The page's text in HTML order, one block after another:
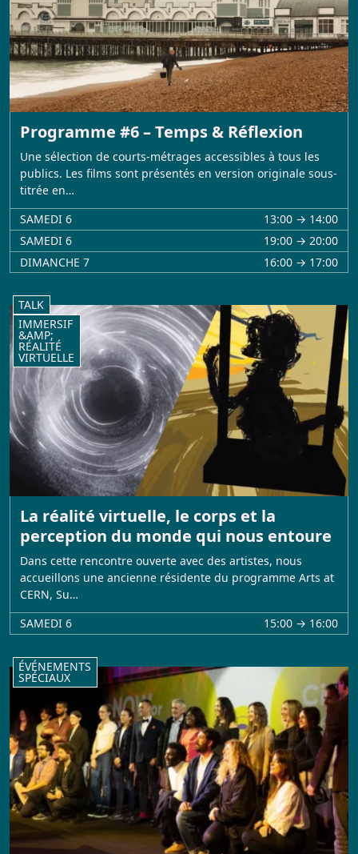
Programme #6 – Temps & Réflexion
Une sélection de courts-métrages accessibles à tous les
publics. Les films sont présentés en version originale sous-
titrée en…
SAMEDI 6
13:00 → 14:00
SAMEDI 6
19:00 → 20:00
DIMANCHE 7
16:00 → 17:00
TALK
IMMERSIF
&AMP;
RÉALITÉ
VIRTUELLE
La réalité virtuelle, le corps et la
perception du monde qui nous entoure
Dans cette rencontre ouverte avec des artistes, nous
accueillons une ancienne résidente du programme Arts at
CERN, Su…
SAMEDI 6
15:00 → 16:00
ÉVÉNEMENTS
SPÉCIAUX